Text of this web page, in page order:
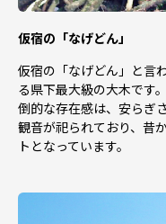
仮宿の「なげどん」
仮宿の「なげどん」と言
る県下最大級の大木です
倒的な存在感は、安らぎ
観音が祀られており、昔
トとなっています。